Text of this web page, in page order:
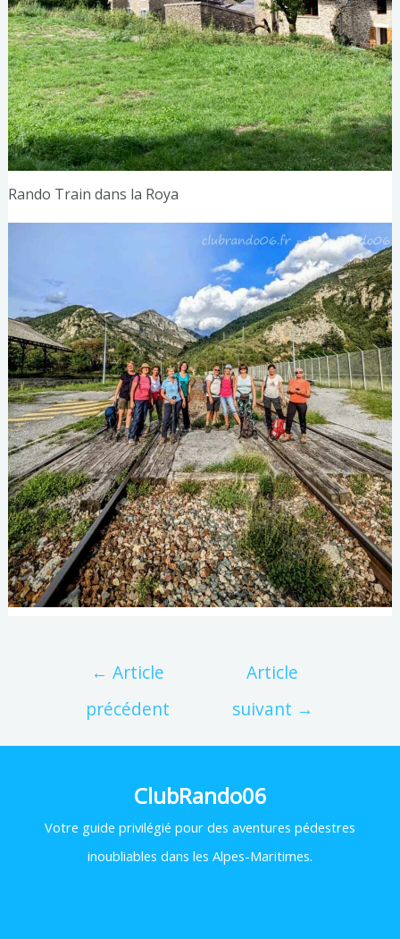
Rando Train dans la Roya
← Article
précédent
Article
suivant →
ClubRando06
Votre guide privilégié pour des aventures pédestres
inoubliables dans les Alpes-Maritimes.